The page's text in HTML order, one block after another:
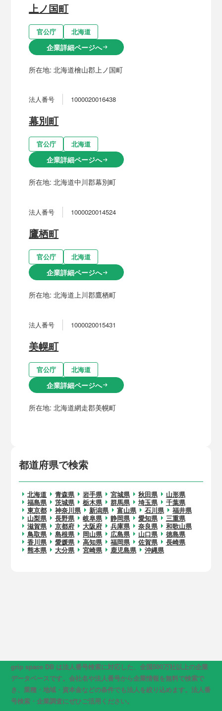
都道府県で検索
北海道 青森県 岩手県 宮城県 秋田県
山形県
福島県
茨城県 栃木県 群馬県 埼玉県
千葉県
東京都
神奈川県 新潟県 富山県 石川県
福井県
山梨県
長野県 岐阜県 静岡県 愛知県
三重県
滋賀県
京都府 大阪府 兵庫県 奈良県
和歌山県
鳥取県
島根県 岡山県 広島県 山口県
徳島県
香川県
愛媛県 高知県 福岡県 佐賀県
長崎県
熊本県
大分県 宮崎県 鹿児島県 沖縄県
上ノ国町
官公庁 北海道
企業詳細ページへarrow_right_alt
所在地:北海道檜山郡上ノ国町
法人番号 1000020016438
幕別町
官公庁 北海道
企業詳細ページへarrow_right_alt
所在地:北海道中川郡幕別町
法人番号 1000020014524
鷹栖町
官公庁 北海道
企業詳細ページへarrow_right_alt
所在地:北海道上川郡鷹栖町
法人番号 1000020015431
美幌町
官公庁 北海道
企業詳細ページへarrow_right_alt
所在地:北海道網走郡美幌町
grip space DB は法人番号検索に対応した、全国500万社以上の企業
データベースです。会社名や法人番号から企業情報を無料で検索で
き、業種・地域・資本金などの条件でも法人を絞り込めます。法人番
号検索・企業調査にぜひご活用ください。